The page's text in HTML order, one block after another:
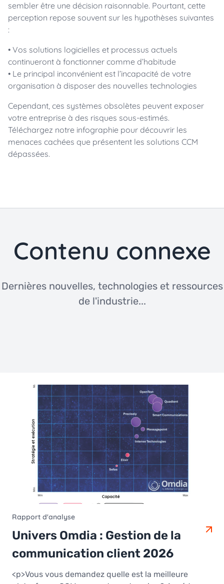
sembler être une décision raisonnable. Pourtant, cette
perception repose souvent sur les hypothèses suivantes
:
• Vos solutions logicielles et processus actuels
continueront à fonctionner comme d’habitude
• Le principal inconvénient est l’incapacité de votre
organisation à disposer des nouvelles technologies
Cependant, ces systèmes obsolètes peuvent exposer
votre entreprise à des risques sous-estimés.
Téléchargez notre infographie pour découvrir les
menaces cachées que présentent les solutions CCM
dépassées.
Contenu connexe
Dernières nouvelles, technologies et ressources
de l'industrie...
Rapport d'analyse
Univers Omdia : Gestion de la
communication client 2026
<p>Vous vous demandez quelle est la meilleure